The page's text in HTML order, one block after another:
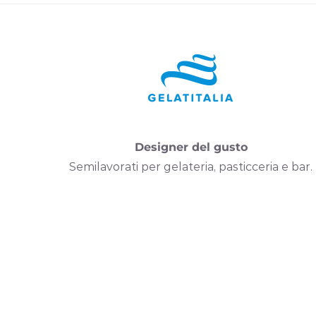
Designer del gusto
Semilavorati per gelateria, pasticceria e bar.